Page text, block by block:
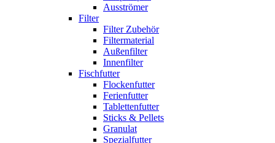
Ausströmer
Filter
Filter Zubehör
Filtermaterial
Außenfilter
Innenfilter
Fischfutter
Flockenfutter
Ferienfutter
Tablettenfutter
Sticks & Pellets
Granulat
Spezialfutter